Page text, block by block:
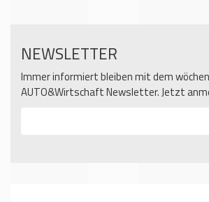
NEWSLETTER
Immer informiert bleiben mit dem
AUTO&Wirtschaft Newsletter. Jetzt